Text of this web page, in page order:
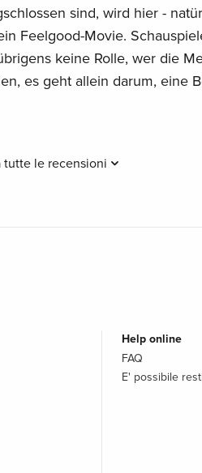
sind, wird hier -
Feelgood-Movie.
keine Rolle, wer die
es geht allein darum, eine
tutte le recensioni
Help online
FAQ
E' possibile